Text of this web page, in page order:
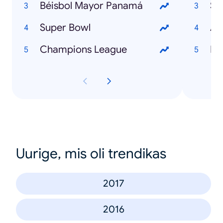
Béisbol Mayor Panamá
Super Bowl
Champions League
Uurige, mis oli trendikas
2017
2016